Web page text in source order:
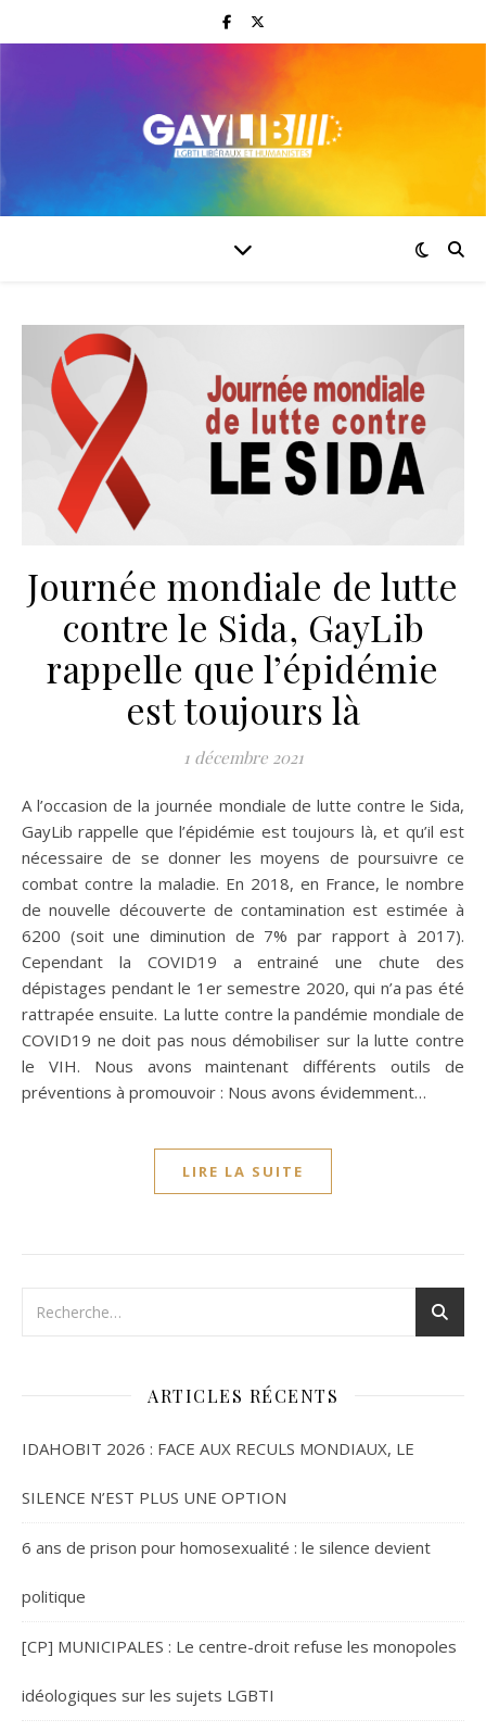
Journée mondiale de lutte
contre le Sida, GayLib
rappelle que l’épidémie
est toujours là
1 décembre 2021
A l’occasion de la journée mondiale de lutte contre le Sida,
GayLib rappelle que l’épidémie est toujours là, et qu’il est
nécessaire de se donner les moyens de poursuivre ce
combat contre la maladie. En 2018, en France, le nombre
de nouvelle découverte de contamination est estimée à
6200 (soit une diminution de 7% par rapport à 2017).
Cependant la COVID19 a entrainé une chute des
dépistages pendant le 1er semestre 2020, qui n’a pas été
rattrapée ensuite. La lutte contre la pandémie mondiale de
COVID19 ne doit pas nous démobiliser sur la lutte contre
le VIH. Nous avons maintenant différents outils de
préventions à promouvoir : Nous avons évidemment…
LIRE LA SUITE
ARTICLES RÉCENTS
IDAHOBIT 2026 : FACE AUX RECULS MONDIAUX, LE
SILENCE N’EST PLUS UNE OPTION
6 ans de prison pour homosexualité : le silence devient
politique
[CP] MUNICIPALES : Le centre-droit refuse les monopoles
idéologiques sur les sujets LGBTI